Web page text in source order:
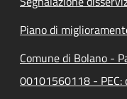
Piano di
Comune di Bolano -
00101560118 - PEC: